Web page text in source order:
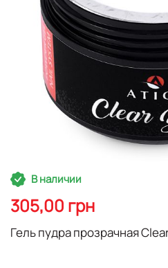
Перейти
к
началу
галереи
изображений
В наличии
305,00 грн
Гель пудра прозрачная